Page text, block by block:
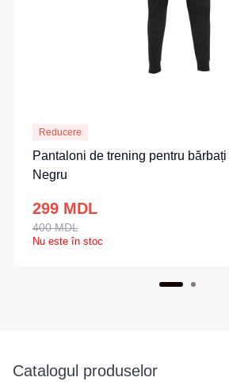
Reducere
Pantaloni de trening pentru
Negru
299 MDL
400 MDL
Nu este în stoc
Catalogul produselor